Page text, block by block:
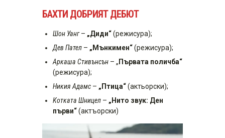
БАХТИ ДОБРИЯТ ДЕБЮТ
Шон Уанг– „Диди“(режисура);
Дев Пател – „Мънкимен“(режисура);
Аркаша Стивънсън – „ Първата поличба“
(режисура);
Никия Адамс – „Птица“(актьорски);
Котката Шницел – „Нито звук: Ден
първи“(актъорски)